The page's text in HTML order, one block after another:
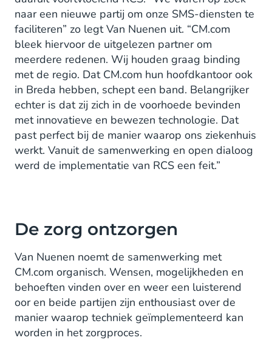
naar een nieuwe partij om onze SMS-diensten te
faciliteren” zo legt Van Nuenen uit. “CM.com
bleek hiervoor de uitgelezen partner om
meerdere redenen. Wij houden graag binding
met de regio. Dat CM.com hun hoofdkantoor ook
in Breda hebben, schept een band. Belangrijker
echter is dat zij zich in de voorhoede bevinden
met innovatieve en bewezen technologie. Dat
past perfect bij de manier waarop ons ziekenhuis
werkt. Vanuit de samenwerking en open dialoog
werd de implementatie van RCS een feit.”
De zorg ontzorgen
Van Nuenen noemt de samenwerking met
CM.com organisch. Wensen, mogelijkheden en
behoeften vinden over en weer een luisterend
oor en beide partijen zijn enthousiast over de
manier waarop techniek geïmplementeerd kan
worden in het zorgproces.